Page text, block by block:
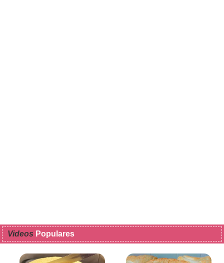
Videos Populares